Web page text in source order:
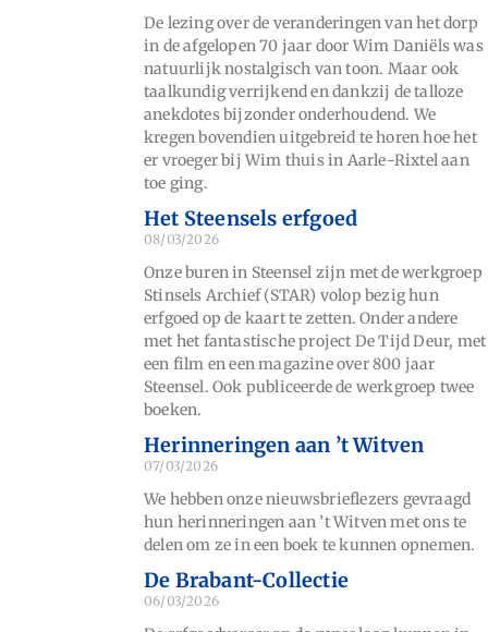
De lezing over de veranderingen van het dorp
in de afgelopen 70 jaar door Wim Daniëls was
natuurlijk nostalgisch van toon. Maar ook
taalkundig verrijkend en dankzij de talloze
anekdotes bijzonder onderhoudend. We
kregen bovendien uitgebreid te horen hoe het
er vroeger bij Wim thuis in Aarle-Rixtel aan
toe ging.
Het Steensels erfgoed
08/03/2026
Onze buren in Steensel zijn met de werkgroep
Stinsels Archief (STAR) volop bezig hun
erfgoed op de kaart te zetten. Onder andere
met het fantastische project De Tijd Deur, met
een film en een magazine over 800 jaar
Steensel. Ook publiceerde de werkgroep twee
boeken.
Herinneringen aan ’t Witven
07/03/2026
We hebben onze nieuwsbrieflezers gevraagd
hun herinneringen aan ’t Witven met ons te
delen om ze in een boek te kunnen opnemen.
De Brabant-Collectie
06/03/2026